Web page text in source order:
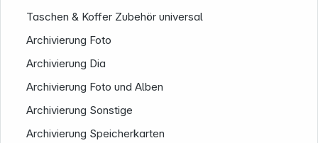
Taschen & Koffer Zubehör universal
Archivierung Foto
Archivierung Dia
Archivierung Foto und Alben
Archivierung Sonstige
Archivierung Speicherkarten